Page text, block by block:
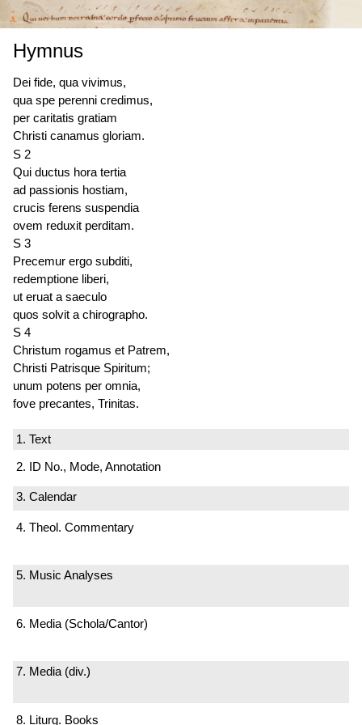
Hymnus
Dei fide, qua vivimus,
qua spe perenni credimus,
per caritatis gratiam
Christi canamus gloriam.
S 2
Qui ductus hora tertia
ad passionis hostiam,
crucis ferens suspendia
ovem reduxit perditam.
S 3
Precemur ergo subditi,
redemptione liberi,
ut eruat a saeculo
quos solvit a chirographo.
S 4
Christum rogamus et Patrem,
Christi Patrisque Spiritum;
unum potens per omnia,
fove precantes, Trinitas.
1. Text
2. ID No., Mode, Annotation
3. Calendar
4. Theol. Commentary
5. Music Analyses
6. Media (Schola/Cantor)
7. Media (div.)
8. Liturg. Books